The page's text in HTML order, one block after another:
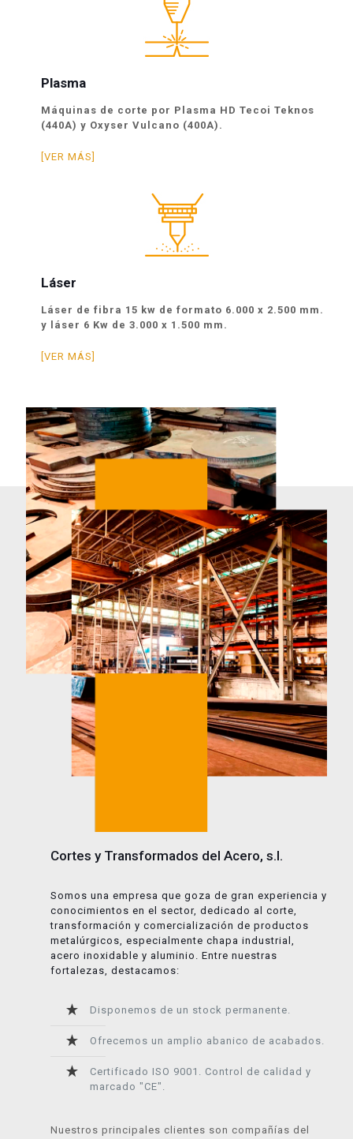
Plasma
Máquinas de corte por Plasma HD Tecoi Teknos
(440A) y Oxyser Vulcano (400A).
[VER MÁS]
Láser
Láser de fibra 15 kw de formato 6.000 x 2.500 mm.
y láser 6 Kw de 3.000 x 1.500 mm.
[VER MÁS]
Cortes y Transformados del Acero, s.l.
Somos una empresa que goza de gran experiencia y
conocimientos en el sector, dedicado al corte,
transformación y comercialización de productos
metalúrgicos, especialmente chapa industrial,
acero inoxidable y aluminio. Entre nuestras
fortalezas, destacamos:
Disponemos de un stock permanente.
Ofrecemos un amplio abanico de acabados.
Certificado ISO 9001. Control de calidad y
marcado "CE".
Nuestros principales clientes son compañías del